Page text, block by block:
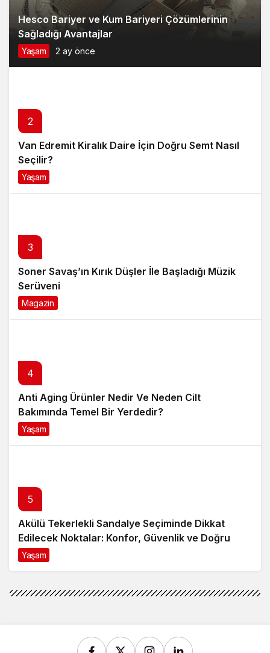
Hesco Bariyer ve Kum Bariyeri Çözümlerinin
Sağladığı Avantajlar
Yaşam 2 ay önce
2
Van Edremit Kiralık Daire İçin Doğru Semt Nasıl
Seçilir?
Yaşam
3
Soner Savaş’ın Kırık Düşler İle Başladığı Müzik
Serüveni
Magazin
4
Anti Aging Ürünler Nedir Ve Neden Cilt
Bakımında Temel Bir Yerdedir?
Yaşam
5
Akülü Tekerlekli Sandalye Seçiminde Dikkat
Edilecek Noktalar: Konfor, Güvenlik ve Doğru
Model Tercihi
Yaşam